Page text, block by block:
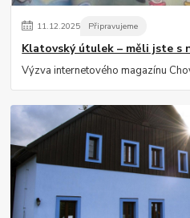
11.12.2025 Připravujeme
Klatovský útulek – měli jste s
Výzva internetového magazínu